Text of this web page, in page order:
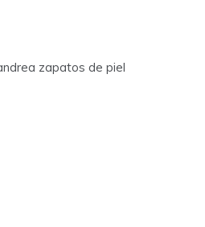
zapatos de piel